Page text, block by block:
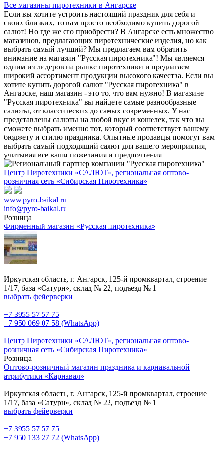
Все магазины пиротехники в Ангарске
Если вы хотите устроить настоящий праздник для себя и
своих близких, то вам просто необходимо купить дорогой
салют! Но где же его приобрести? В Ангарске есть множество
магазинов, предлагающих пиротехнические изделия, но как
выбрать самый лучший? Мы предлагаем вам обратить
внимание на магазин "Русская пиротехника"! Мы являемся
одним из лидеров на рынке пиротехники и предлагаем
широкий ассортимент продукции высокого качества. Если вы
хотите купить дорогой салют "Русская пиротехника" в
Ангарске, наш магазин - это то, что вам нужно! В магазине
"Русская пиротехника" вы найдете самые разнообразные
салюты, от классических до самых современных. У нас
представлены салюты на любой вкус и кошелек, так что вы
сможете выбрать именно тот, который соответствует вашему
бюджету и стилю праздника. Опытные продавцы помогут вам
выбрать самый подходящий салют для вашего мероприятия,
учитывая все ваши пожелания и предпочтения.
Центр Пиротехники «САЛЮТ», региональная оптово-
розничная сеть «Сибирская Пиротехника»
www.pyro-baikal.ru
info@pyro-baikal.ru
Розница
Фирменный магазин «Русская пиротехника»
Иркутская область, г. Ангарск, 125-й промквартал, строение
1/17, база «Сатурн», склад № 22, подъезд № 1
выбрать фейерверки
+7 3955 57 57 75
+7 950 069 07 58 (WhatsApp)
Центр Пиротехники «САЛЮТ», региональная оптово-
розничная сеть «Сибирская Пиротехника»
Розница
Оптово-розничный магазин праздника и карнавальной
атрибутики «Карнавал»
Иркутская область, г. Ангарск, 125-й промквартал, строение
1/17, база «Сатурн», склад № 22, подъезд № 1
выбрать фейерверки
+7 3955 57 57 75
+7 950 133 27 72 (WhatsApp)